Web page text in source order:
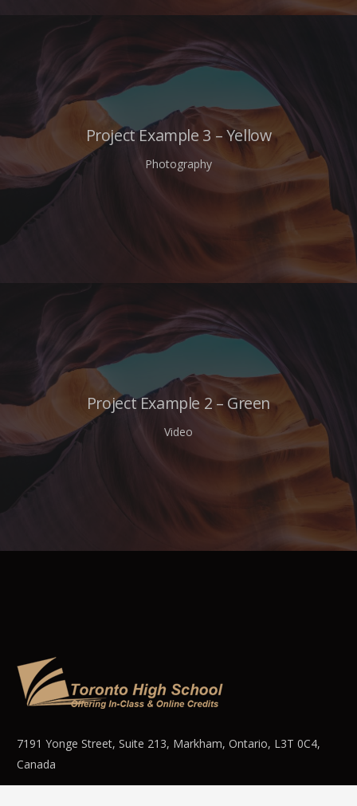
Project Example 3 – Yellow
Photography
Project Example 2 – Green
Video
7191 Yonge Street, Suite 213, Markham, Ontario, L3T 0C4,
Canada